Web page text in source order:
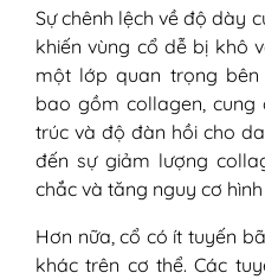
Sự chênh lệch về độ dày
khiến vùng cổ dễ bị khô
một lớp quan trọng
bao gồm collagen,
trúc và độ đàn hồi cho
đến sự giảm lượng
chắc và tăng nguy cơ
Hơn nữa, cổ có ít tuyến
khác trên cơ thể. Các